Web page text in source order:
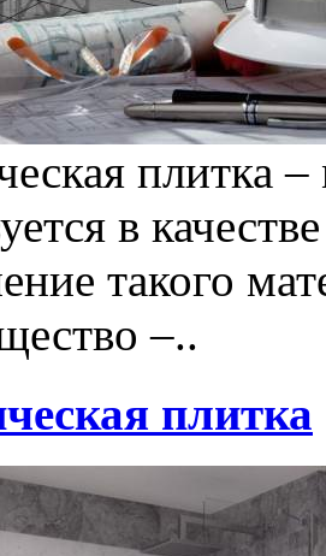
плитка
в
такого
–..
плитка